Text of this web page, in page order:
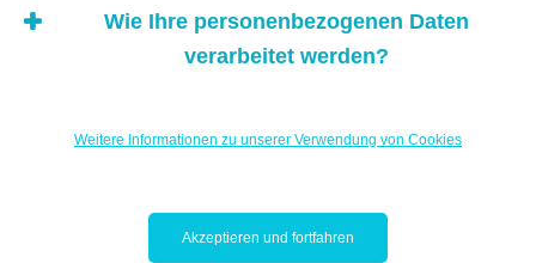
Interessenbereiche und das Wissen des Kunden
abgestimmtes Portfolio zusammenstellen kann, spielt bei
Vieles ist davon abhängig, wie das Unternehmen
Unternehmensgründer weiterhin eine einflussreiche
Wie Ihre personenbezogenen Daten
verarbeitet werden?
Weitere Informationen zu unserer Verwendung von Cookies
Akzeptieren und fortfahren